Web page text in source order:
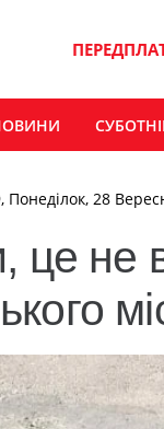
Понеділок, 28
це не